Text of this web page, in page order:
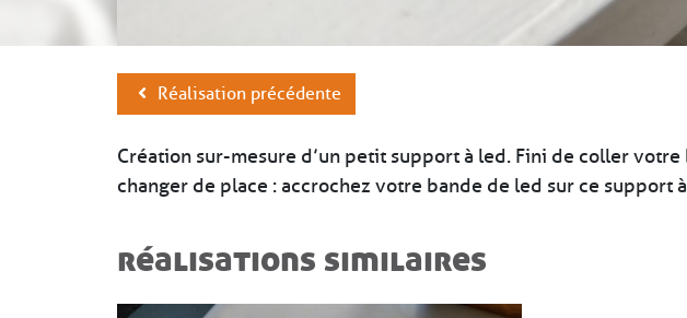
Réalisation précédente
Création sur-mesure d’un petit support à led. Fini de coller
changer de place : accrochez votre bande de led sur ce support
réalisations similaires